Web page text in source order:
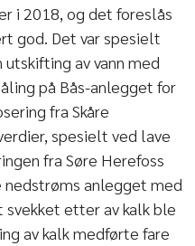
i 2018, og det foreslås
god. Det var spesielt
av vann med
på Bås-anlegget for
fra Skåre
spesielt ved lave
fra Søre Herefoss
anlegget med
etter av kalk ble
av kalk medførte fare